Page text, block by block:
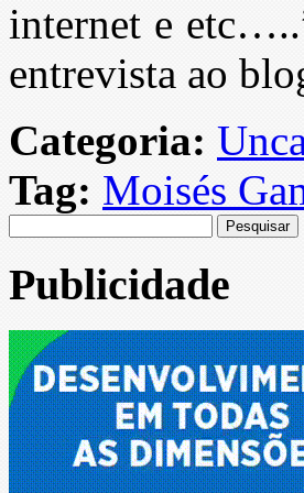
internet e
entrevista ao
Categoria:
Tag: Moisés
por:
Publicidade